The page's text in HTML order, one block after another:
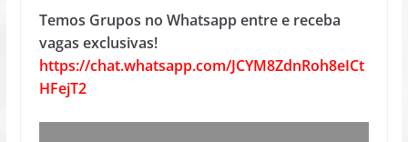
Temos Grupos no Whatsapp entre e receba
vagas exclusivas!
https://chat.whatsapp.com/JCYM8ZdnRoh8eICt
HFejT2